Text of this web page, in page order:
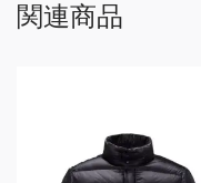
関連商品